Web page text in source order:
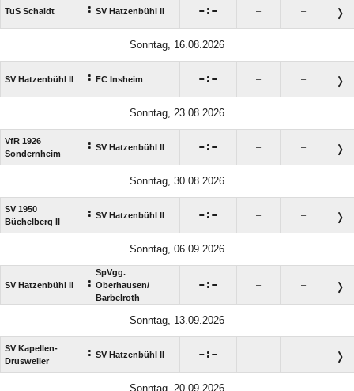
TuS Schaidt : SV Hatzenbühl II : – –
Sonntag, 16.08.2026
SV Hatzenbühl II : FC Insheim : – –
Sonntag, 23.08.2026
VfR 1926
Sondernheim
: SV Hatzenbühl II : – –
Sonntag, 30.08.2026
SV 1950
Büchelberg II
: SV Hatzenbühl II : – –
Sonntag, 06.09.2026
SV Hatzenbühl II :
SpVgg.
Oberhausen/​
Barbelroth
: – –
Sonntag, 13.09.2026
SV Kapellen-
Drusweiler
: SV Hatzenbühl II : – –
Sonntag, 20.09.2026